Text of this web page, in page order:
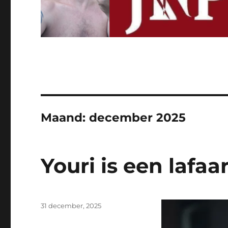
Maand:december 2025
Youri is een
Geplaatst
31 december, 2025